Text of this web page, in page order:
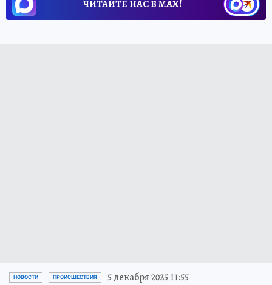
ЧИТАЙТЕ НАС В МАХ!
НОВОСТИ ПРОИСШЕСТВИЯ 5 декабря 2025 11:55